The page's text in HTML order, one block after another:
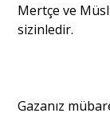
Mertçe ve
sizinledir.
Gazanız